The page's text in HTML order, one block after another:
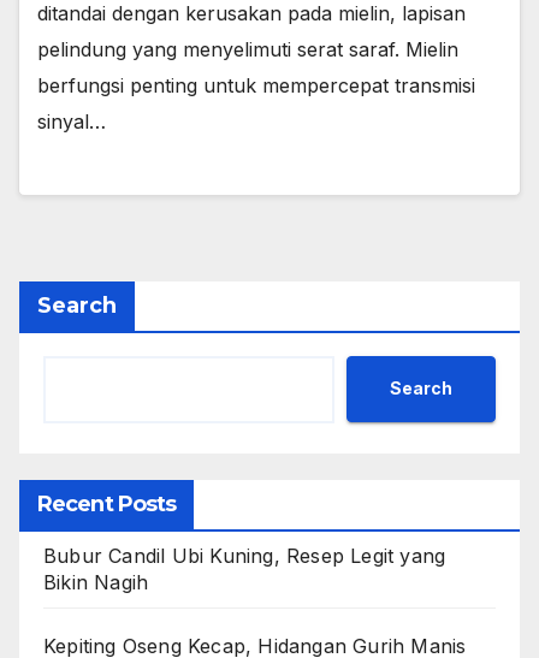
ditandai dengan kerusakan pada mielin, lapisan
pelindung yang menyelimuti serat saraf. Mielin
berfungsi penting untuk mempercepat transmisi
sinyal…
Search
Search
Recent Posts
Bubur Candil Ubi Kuning, Resep Legit yang
Bikin Nagih
Kepiting Oseng Kecap, Hidangan Gurih Manis